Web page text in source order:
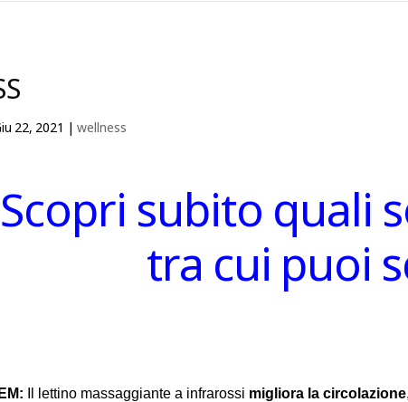
22, 2021 |wellness
Scopri subito quali
tra cui puoi
Il lettino massaggiante a infrarossi migliora la circolazione